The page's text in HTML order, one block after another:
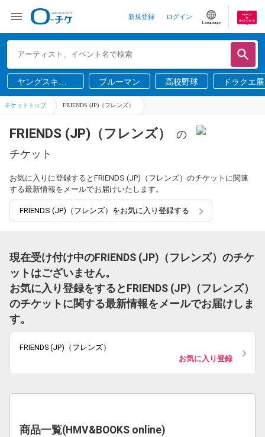
新規登録 ログイン
Language
ヤングスキニ
ー
ブルーマン 高校野球 ドラクエ展
チケットトップ FRIENDS (JP)（フレンズ）
FRIENDS (JP)（フレンズ）
の
チケット
お気に入りに登録するとFRIENDS (JP)（フレンズ）のチケットに関連
する最新情報をメールでお届けいたします。
FRIENDS (JP)（フレンズ）をお気に入り登録する
現在受け付け中のFRIENDS (JP)（フレンズ）のチケ
ットはございません。
お気に入り登録をするとFRIENDS (JP)（フレンズ）
のチケットに関する最新情報をメールでお届けしま
す。
FRIENDS (JP)（フレンズ）
お気に入り登録
商品一覧(HMV&BOOKS online)